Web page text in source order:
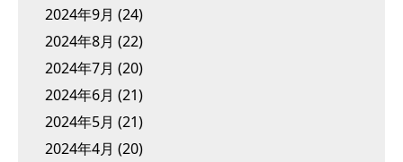
2024年9月 (24)
2024年8月 (22)
2024年7月 (20)
2024年6月 (21)
2024年5月 (21)
2024年4月 (20)